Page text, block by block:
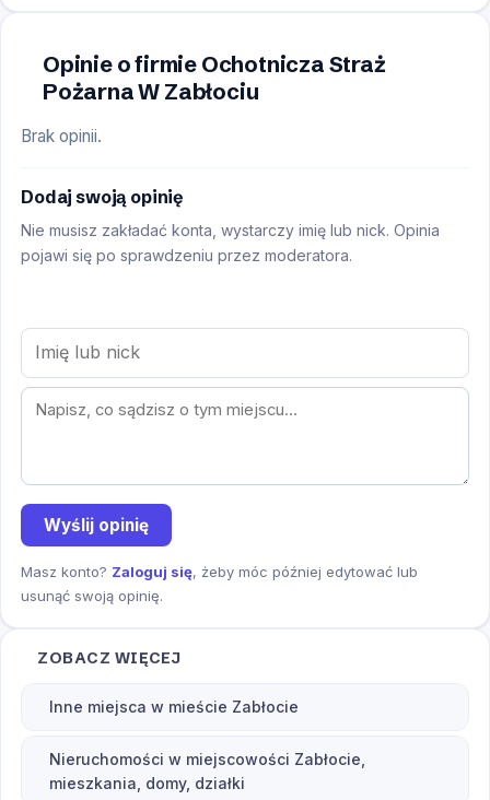
Opinie o firmie Ochotnicza Straż
Pożarna W Zabłociu
Brak opinii.
Dodaj swoją opinię
Nie musisz zakładać konta, wystarczy imię lub nick. Opinia
pojawi się po sprawdzeniu przez moderatora.
Wyślij opinię
Masz konto? Zaloguj się, żeby móc później edytować lub
usunąć swoją opinię.
ZOBACZ WIĘCEJ
Inne miejsca w mieście Zabłocie
Nieruchomości w miejscowości Zabłocie,
mieszkania, domy, działki